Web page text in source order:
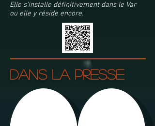
Elle s'installe définitivement dans le Var
ou elle y réside encore.
dans la presse